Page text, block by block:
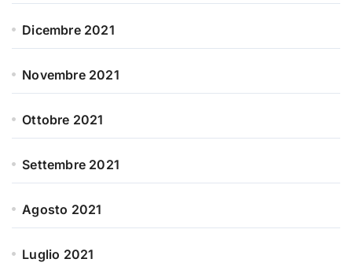
Dicembre 2021
Novembre 2021
Ottobre 2021
Settembre 2021
Agosto 2021
Luglio 2021